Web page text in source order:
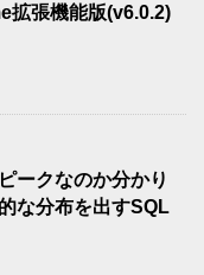
張機能版(v6.0.2)
ークなのか分かり
な分布を出すSQL